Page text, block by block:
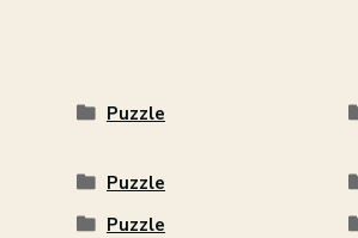
Puzzle
Puzzle
Puzzle